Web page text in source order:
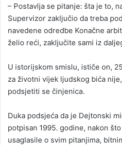
– Postavlja se pitanje: šta je to,
Supervizor zaključio da treba
navedene odredbe Konačne
želio reći, zaključite sami iz
U istorijskom smislu, ističe on,
za životni vijek ljudskog bića
podsjetiti se činjenica.
Duka podsjeća da je Dejtonski
potpisan 1995. godine, nakon
usaglasile o svim pitanjima,